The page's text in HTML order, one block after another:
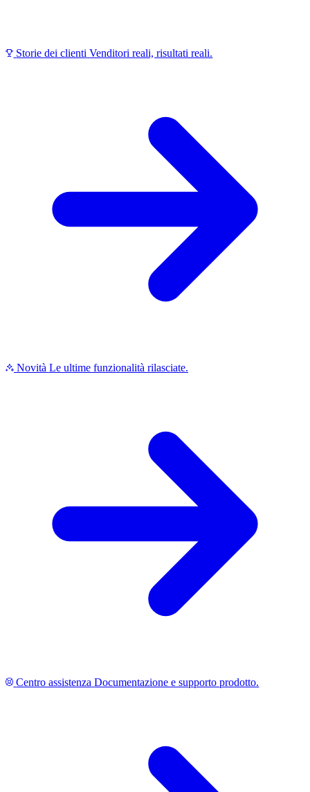
Storie dei clienti Venditori reali, risultati reali.
Novità Le ultime funzionalità rilasciate.
Centro assistenza Documentazione e supporto prodotto.